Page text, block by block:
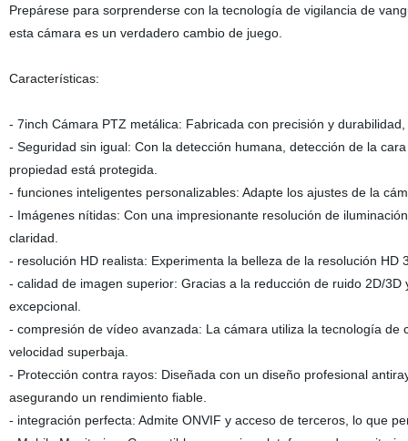
Prepárese para sorprenderse con la tecnología de vigilancia de
esta cámara es un verdadero cambio de juego.
Características:
- 7inch Cámara PTZ metálica: Fabricada con precisión y
- Seguridad sin igual: Con la detección humana, detección de la
propiedad está protegida.
- funciones inteligentes personalizables: Adapte los ajustes de la
- Imágenes nítidas: Con una impresionante resolución de
claridad.
- resolución HD realista: Experimenta la belleza de la resolución
- calidad de imagen superior: Gracias a la reducción de ruido 2D/
excepcional.
- compresión de vídeo avanzada: La cámara utiliza la tecnología
velocidad superbaja.
- Protección contra rayos: Diseñada con un diseño profesional
asegurando un rendimiento fiable.
- integración perfecta: Admite ONVIF y acceso de terceros, lo que